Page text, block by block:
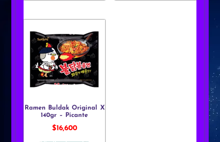
Ramen Buldak Original X
140gr – Picante
$16,600